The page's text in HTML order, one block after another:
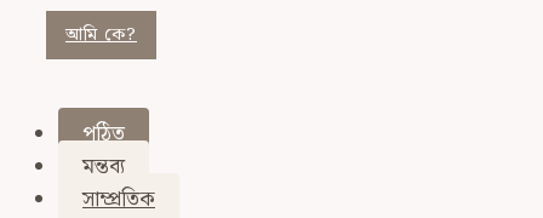
আমি কে?
পঠিত
মন্তব্য
সাম্প্রতিক